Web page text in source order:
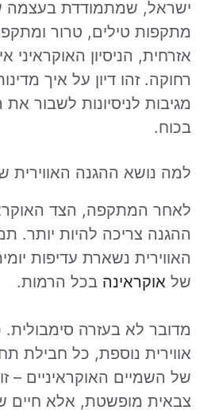
ישראל, שמתמודדת בעצמה
מתקפות טילים, טרור
אזרחית, הניסיון האוקראיני
רחוקה. זהו דיון על איך
מגיבות לניסיונות לשבור
בכוח.
למה נושא ההגנה האווירית
לאחר המתקפה, הצד
ההגנה צריכה להיות יותר.
האווירית נשארת עדיפות
של אוקראינה בכל הרמות.
מדובר לא בעזרה
אווירית נוספת, כל חבילת
של השמיים האוקראיניים –
צבאית מופשטת, אלא חיים